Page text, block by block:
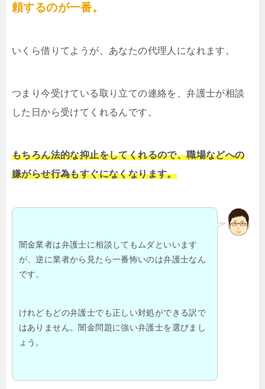
頼するのが一番。
いくら借りてようが、あなたの代理人になれます。
つまり今受けている取り立ての連絡を、弁護士が相談
した日から受けてくれるんです。
もちろん法的な抑止をしてくれるので、職場などへの
嫌がらせ行為もすぐになくなります。
闇金業者は弁護士に相談してもムダといいます
が、逆に業者から見たら一番怖いのは弁護士なん
です。
けれどもどの弁護士でも正しい対処ができる訳で
はありません。闇金問題に強い弁護士を選びまし
ょう。